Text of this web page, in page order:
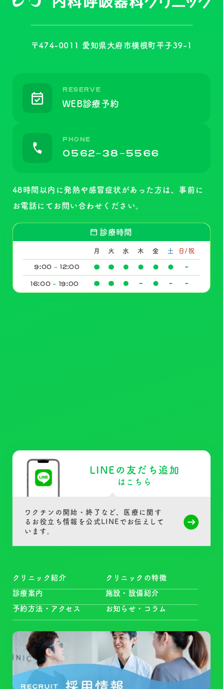
〒474-0011 愛知県大府市横根町平子39-1
RESERVE
WEB診療予約
PHONE
0562-38-5566
48時間以内に発熱や感冒症状があった方は、事前に
お電話にて お問い合わせください。
診療時間
月 火 水 木 金 土 日/祝
9:00 12:00
16:00 19:00
LINEの友だち追加
はこちら
ワクチンの開始・終了など、医療に関す
る お役立ち情報を公式LINEでお伝えして
います 。
クリニック紹介 クリニックの特徴
診療案内 施設・設備紹介
予約方法・アクセス お知らせ・コラム